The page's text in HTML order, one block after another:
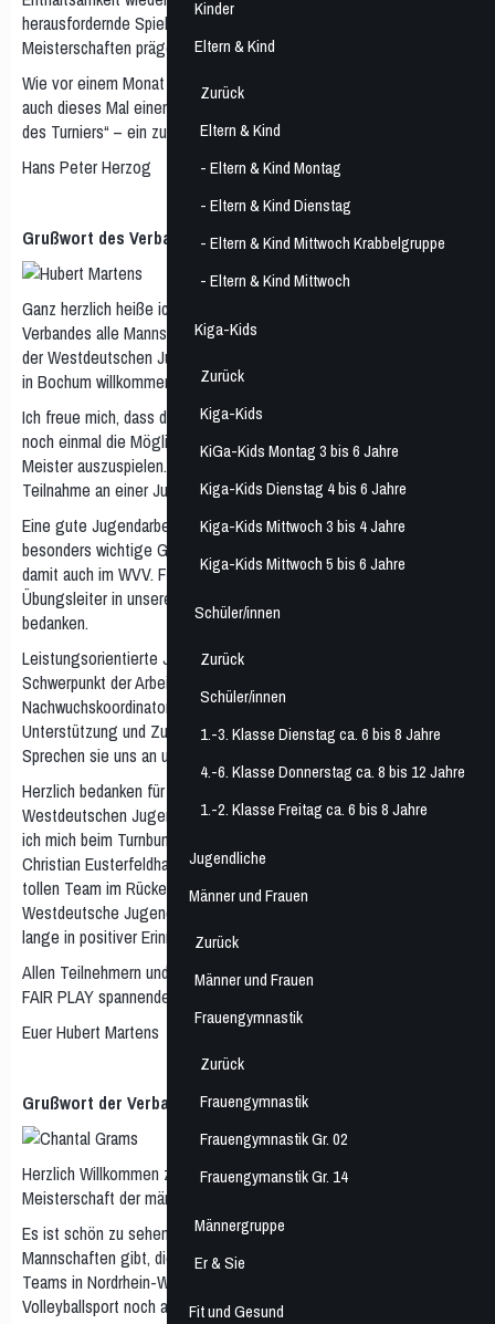
Kinder
Eltern & Kind
Zurück
Eltern & Kind
- Eltern & Kind Montag
- Eltern & Kind Dienstag
- Eltern & Kind Mittwoch Krabbelgruppe
- Eltern & Kind Mittwoch
Kiga-Kids
Zurück
Kiga-Kids
KiGa-Kids Montag 3 bis 6 Jahre
Kiga-Kids Dienstag 4 bis 6 Jahre
Kiga-Kids Mittwoch 3 bis 4 Jahre
Kiga-Kids Mittwoch 5 bis 6 Jahre
Schüler/innen
Zurück
Schüler/innen
1.-3. Klasse Dienstag ca. 6 bis 8 Jahre
4.-6. Klasse Donnerstag ca. 8 bis 12 Jahre
1.-2. Klasse Freitag ca. 6 bis 8 Jahre
Jugendliche
Männer und Frauen
Zurück
Männer und Frauen
Frauengymnastik
Zurück
Frauengymnastik
Frauengymnastik Gr. 02
Frauengymanstik Gr. 14
Männergruppe
Er & Sie
Fit und Gesund
herausfordernde Spiele im Geiste der Fairness sollen diese
Meisterschaften prägen, das ist mein Wunsch.
Wie vor einem Monat stiftet die Bezirksvertretung Wattenscheid
auch dieses Mal einen Sonderpokal für den „wertvollsten Spieler
des Turniers“ – ein zusätzlicher Ansporn für die Mannschaften.
Hans Peter Herzog
Grußwort des Verbandspräsidenten
Ganz herzlich heiße ich im Namen des Westdeutschen Volleyball-
Verbandes alle Mannschaften, Schiedsrichter, Eltern und Gäste zu
der Westdeutschen Jugendmeisterschaft 2022 der männlichen U21
in Bochum willkommen.
Ich freue mich, dass die U21-Volleyballer bei dieser Turnierpremiere
noch einmal die Möglichkeit haben, den Westdeutschen Jugend-
Meister auszuspielen. Für die meisten Spieler wird dies die letzte
Teilnahme an einer Jugendmeisterschaft sein.
Eine gute Jugendarbeit und die Förderung junger Talente sind eine
besonders wichtige Grundlage für sportliche Erfolge im Verein und
damit auch im WVV. Für das große Engagement der Trainer und
Übungsleiter in unseren Vereinen möchte ich mich daher herzlich
bedanken.
Leistungsorientierte Jugendarbeit ist und bleibt ein wesentlicher
Schwerpunkt der Arbeit des WVV. Unsere Landestrainer und
Nachwuchskoordinatoren stehen unseren Vereinen zur
Unterstützung und Zusammenarbeit gerne zur Verfügung.
Sprechen sie uns an und nutzen Sie unsere Angebote.
Herzlich bedanken für die diesjährige Ausrichtung der
Westdeutschen Jugendmeisterschaft der männlichen U21 möchte
ich mich beim Turnbund Höntrop 1887 e.V. unter der Leitung von
Christian Eusterfeldhaus. Ein engagierter Ausrichter mit einem
tollen Team im Rücken steht als Garant für eine gelungene
Westdeutsche Jugendmeisterschaft, die den Teilnehmern noch
lange in positiver Erinnerung bleibt.
Allen Teilnehmern und Zuschauern wünsche ich im Interesse des
FAIR PLAY spannende Spiele.
Euer Hubert Martens
Grußwort der Verbandsjugendwartin
Herzlich Willkommen zu der diesjährigen Westdeutschen
Meisterschaft der männlichen U21 in Bochum!
Es ist schön zu sehen, dass es so viele und talentierte
Mannschaften gibt, die sich als Ziel gesetzt haben, zu den besten
Teams in Nordrhein-Westfalen zu gehören und damit den
Volleyballsport noch attraktiver zu gestalten! Dankeschön!